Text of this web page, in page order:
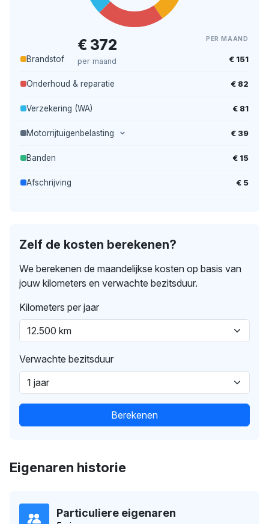
€ 372
per maand
PER MAAND
Brandstof € 151
Onderhoud & reparatie € 82
Verzekering (WA) € 81
Motorrijtuigenbelasting € 39
Banden € 15
Afschrijving € 5
Zelf de kosten berekenen?
We berekenen de maandelijkse kosten op basis van
jouw kilometers en verwachte bezitsduur.
Kilometers per jaar
Verwachte bezitsduur
Berekenen
Eigenaren historie
Particuliere eigenaren